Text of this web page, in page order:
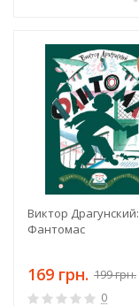
Виктор Драгунский:
Фантомас
169 грн. 199 грн.
0